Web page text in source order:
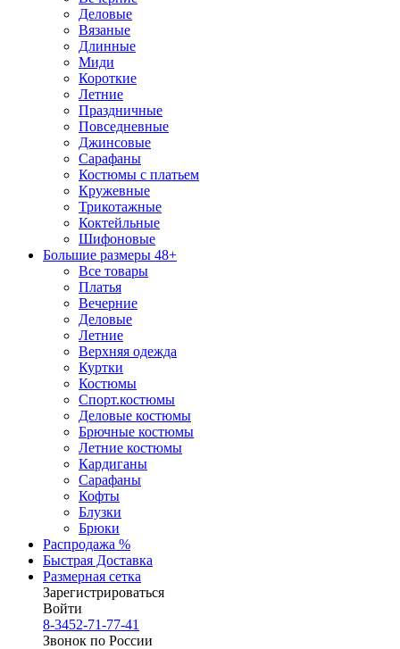
Деловые
Вязаные
Длинные
Миди
Короткие
Летние
Праздничные
Повседневные
Джинсовые
Сарафаны
Костюмы с платьем
Кружевные
Трикотажные
Коктейльные
Шифоновые
Большие размеры 48+
Все товары
Платья
Вечерние
Деловые
Летние
Верхняя одежда
Куртки
Костюмы
Спорт.костюмы
Деловые костюмы
Брючные костюмы
Летние костюмы
Кардиганы
Сарафаны
Кофты
Блузки
Брюки
Распродажа %
Быстрая Доставка
Размерная сетка
Зарегистрироваться
Войти
8-3452-71-77-41
Звонок по России